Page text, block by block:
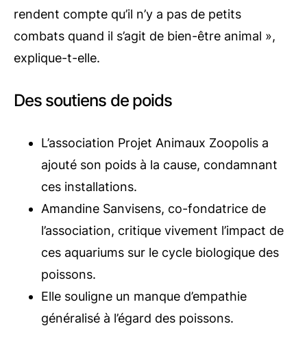
rendent compte qu’il n’y a pas de petits
combats quand il s’agit de bien-être animal »,
explique-t-elle.
Des soutiens de poids
L’association Projet Animaux Zoopolis a
ajouté son poids à la cause, condamnant
ces installations.
Amandine Sanvisens, co-fondatrice de
l’association, critique vivement l’impact de
ces aquariums sur le cycle biologique des
poissons.
Elle souligne un manque d’empathie
généralisé à l’égard des poissons.